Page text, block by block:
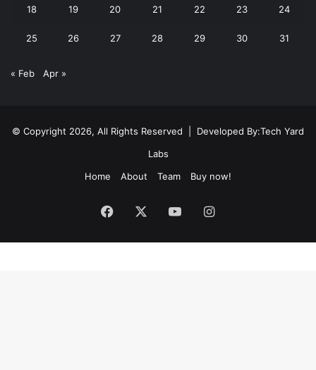
18 19 20 21 22 23 24
25 26 27 28 29 30 31
« Feb Apr »
© Copyright 2026, All Rights Reserved | Developed By:Tech Yard
Labs
Home
About Team Buy now!
Facebook YouTubeInstagram